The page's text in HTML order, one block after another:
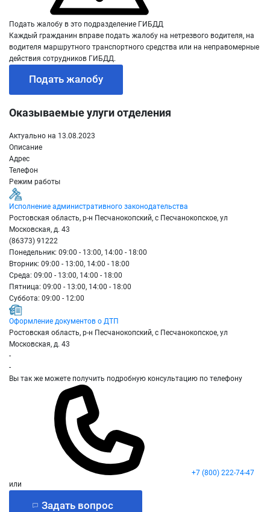
Подать жалобу в это подразделение ГИБДД
Каждый гражданин вправе подать жалобу на нетрезвого водителя, на
водителя маршрутного транспортного средства или на неправомерные
действия сотрудников ГИБДД.
Подать жалобу
Оказываемые улуги отделения
Актуально на 13.08.2023
Описание
Адрес
Телефон
Режим работы
Исполнение административного законодательства
Ростовская область, р-н Песчанокопский, с Песчанокопское, ул
Московская, д. 43
(86373) 91222
Понедельник: 09:00 - 13:00, 14:00 - 18:00
Вторник: 09:00 - 13:00, 14:00 - 18:00
Среда: 09:00 - 13:00, 14:00 - 18:00
Пятница: 09:00 - 13:00, 14:00 - 18:00
Суббота: 09:00 - 12:00
Оформление документов о ДТП
Ростовская область, р-н Песчанокопский, с Песчанокопское, ул
Московская, д. 43
-
-
Вы так же можете получить подробную консультацию по телефону
+7 (800) 222-74-47
или
Задать вопрос